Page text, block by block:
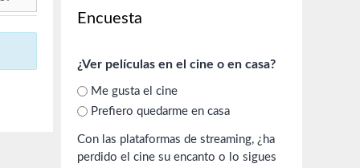
Encuesta
¿Ver películas en el cine o en casa?
Me gusta el cine
Prefiero quedarme en casa
Con las plataformas de streaming, ¿ha
perdido el cine su encanto o lo sigues